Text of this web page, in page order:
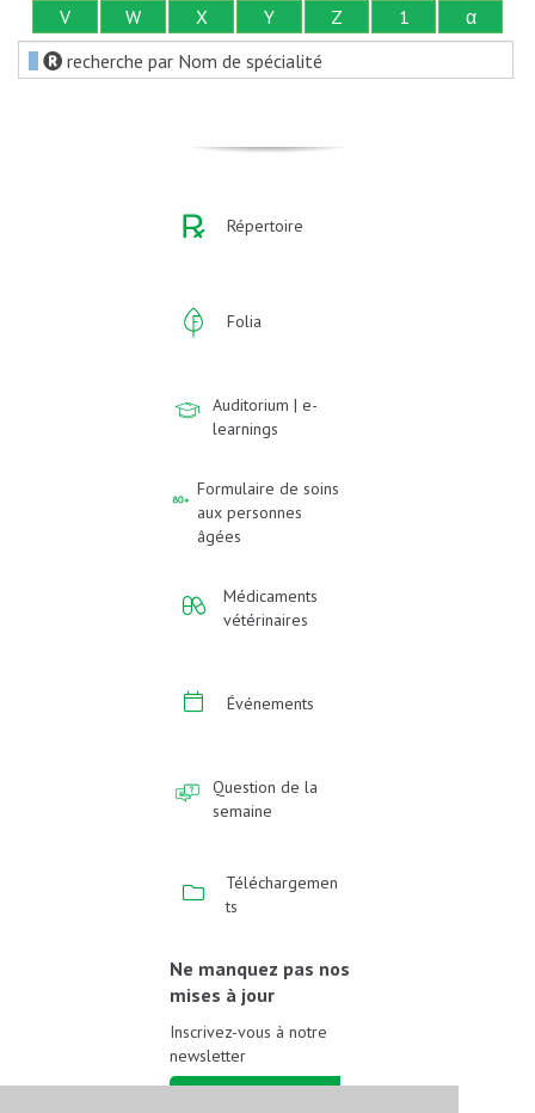
V
W X Y Z 1
α
recherche par Nom de spécialité
Répertoire
Folia
Auditorium | e-
learnings
Formulaire de soins
aux personnes
âgées
Médicaments
vétérinaires
Événements
Question de la
semaine
Téléchargemen
ts
Ne manquez pas nos
mises à jour
Inscrivez-vous à notre
newsletter